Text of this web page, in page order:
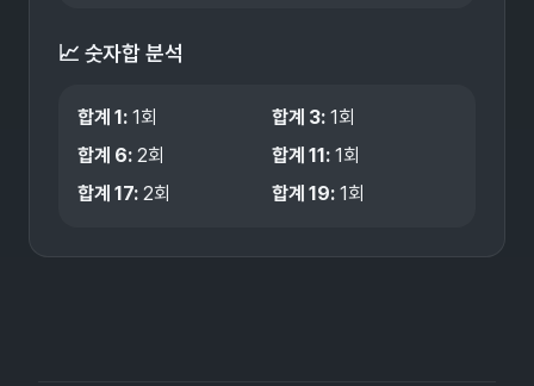
📈 숫자합 분석
합계1: 1회 합계 3: 1회
합계 6: 2회 합계11: 1회
합계17: 2회 합계19: 1회